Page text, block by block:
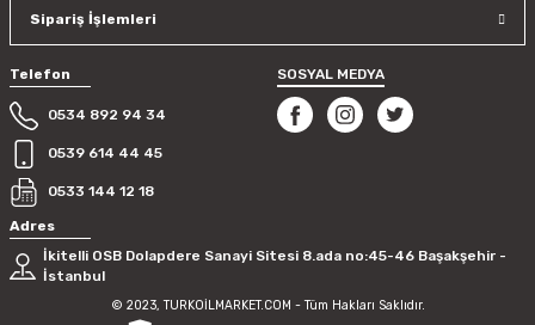
Sipariş İşlemleri
Telefon
0534 892 94 34
0539 614 44 45
0533 144 12 18
SOSYAL MEDYA
Adres
İkitelli OSB Dolapdere Sanayi Sitesi 8.ada no:45-46 Başakşehir -
İstanbul
© 2023, TURKOİLMARKET.COM - Tüm Hakları Saklıdır.